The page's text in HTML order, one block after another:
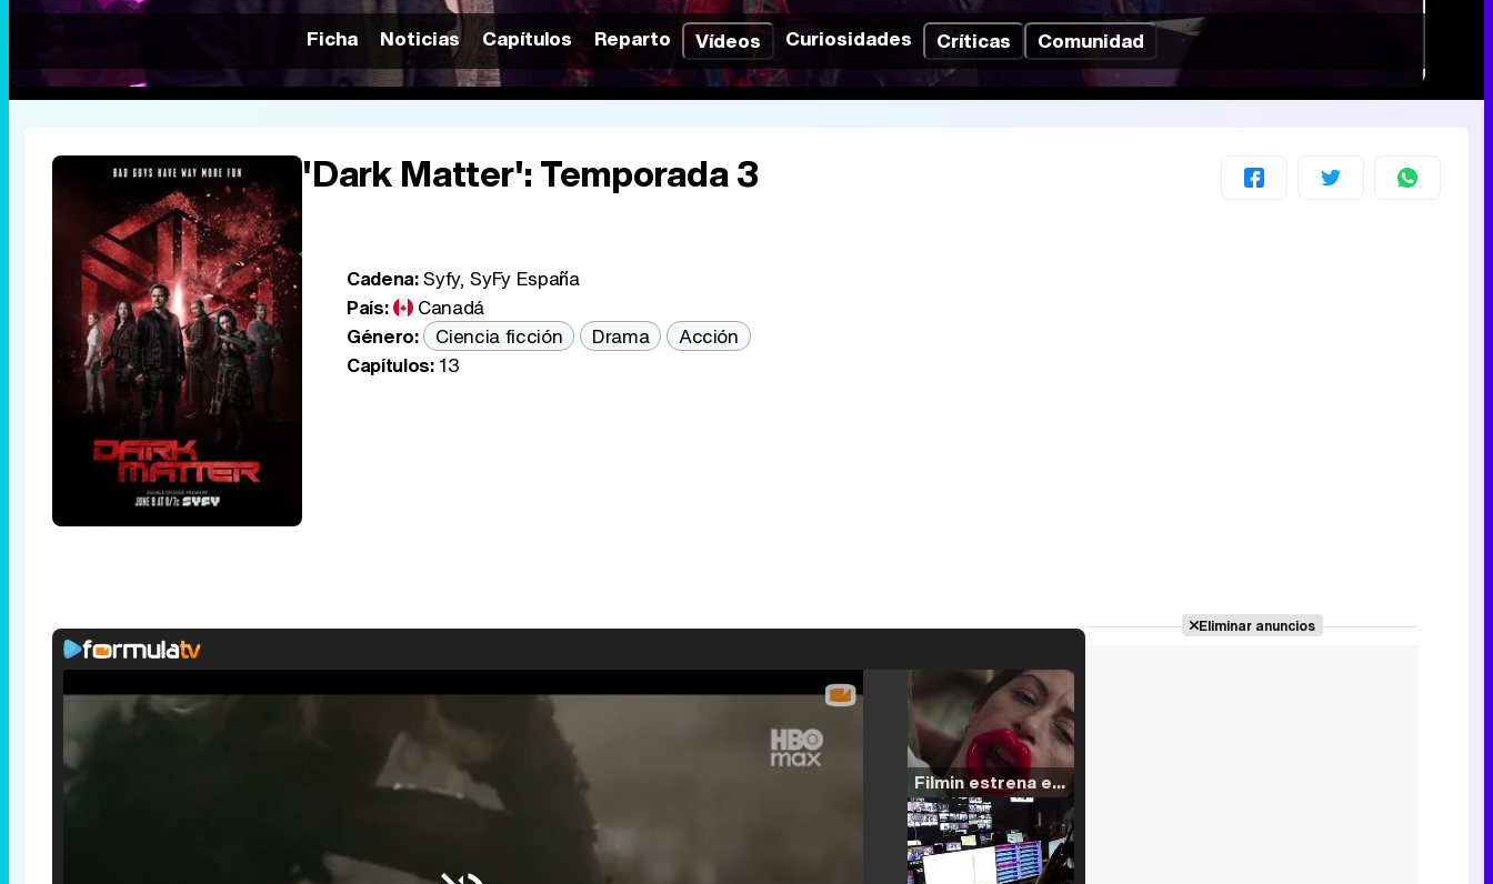
Ficha Noticias Capítulos Reparto Vídeos Curiosidades Críticas Comunidad
'Dark Matter': Temporada 3
Cadena:Syfy, SyFy España
País:
Canadá
Género:
Ciencia ficción Drama
Acción
Capítulos:13
Filmin estrena el tráiler de 'Millennial Mal', su nueva comedia universitaria de la mano de Lorena Iglesias
Eliminar anuncios